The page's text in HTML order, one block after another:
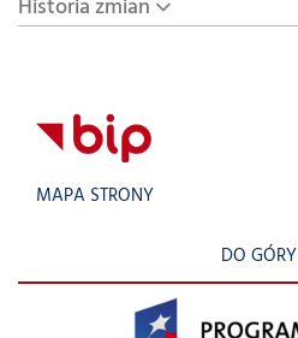
Historia zmian
MAPA STRONY
DO GÓRY